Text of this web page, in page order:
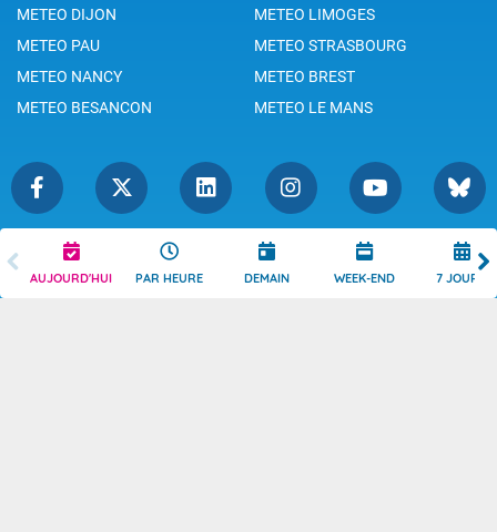
AUJOURD'HUI PAR HEURE DEMAIN WEEK-END 7 JOURS
METEO DIJON
METEO LIMOGES
METEO PAU
METEO STRASBOURG
METEO NANCY
METEO BREST
METEO BESANCON
METEO LE MANS